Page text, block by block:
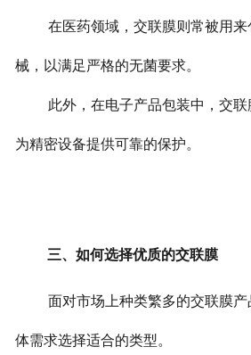
在医药领域，交联膜则常被用
械，以满足严格的无菌要求。
此外，在电子产品包装中，交
为精密设备提供可靠的保护。
三、如何选择优质的交联膜
面对市场上种类繁多的交联膜
体需求选择适合的类型。